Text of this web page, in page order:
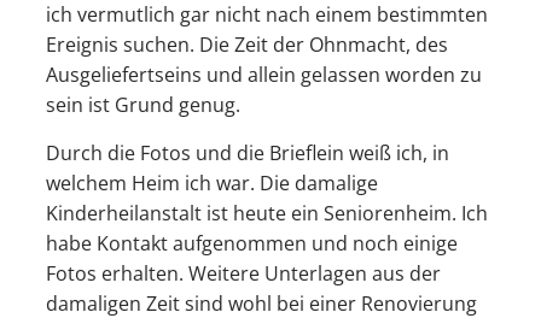
ich vermutlich gar nicht nach einem bestimmten
Ereignis suchen. Die Zeit der Ohnmacht, des
Ausgeliefertseins und allein gelassen worden zu
sein ist Grund genug.
Durch die Fotos und die Brieflein weiß ich, in
welchem Heim ich war. Die damalige
Kinderheilanstalt ist heute ein Seniorenheim. Ich
habe Kontakt aufgenommen und noch einige
Fotos erhalten. Weitere Unterlagen aus der
damaligen Zeit sind wohl bei einer Renovierung